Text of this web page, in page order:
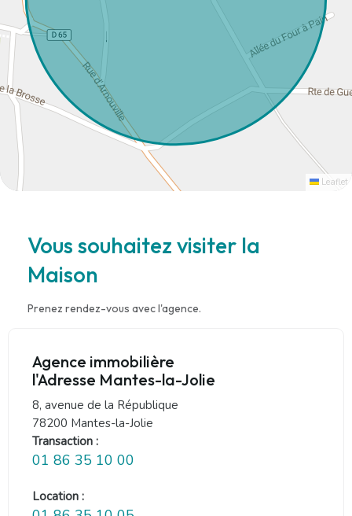
Leaflet
Vous souhaitez visiter la
Maison
Prenez rendez-vous avec l'agence.
Agence immobilière
l'Adresse Mantes-la-Jolie
8, avenue de la République
78200 Mantes-la-Jolie
Transaction :
01 86 35 10 00
Location :